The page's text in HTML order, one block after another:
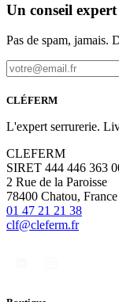
Un conseil
Pas de spam, jamais.
CLÉFERM
L'expert serrurerie.
CLEFERM
SIRET 444 446 363
2 Rue de la Paroisse
78400 Chatou, France
01 47 21 21 38
clf@cleferm.fr